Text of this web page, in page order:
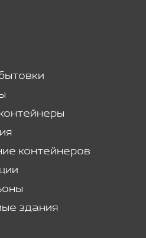
контейнеров
здания